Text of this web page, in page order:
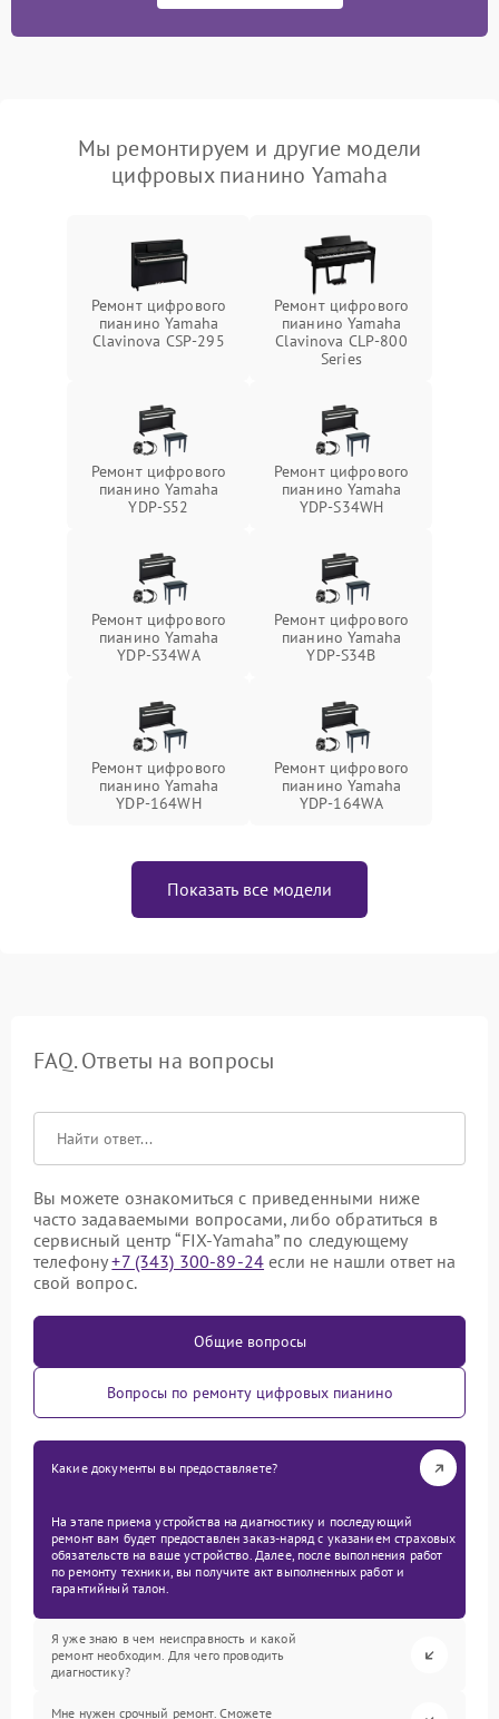
Мы ремонтируем и другие модели
цифровых пианино Yamaha
Ремонт цифрового
пианино Yamaha
Clavinova CSP-295
Ремонт цифрового
пианино Yamaha
Clavinova CLP-800
Series
Ремонт цифрового
пианино Yamaha
YDP-S52
Ремонт цифрового
пианино Yamaha
YDP-S34WH
Ремонт цифрового
пианино Yamaha
YDP-S34WA
Ремонт цифрового
пианино Yamaha
YDP-S34B
Ремонт цифрового
пианино Yamaha
YDP-164WH
Ремонт цифрового
пианино Yamaha
YDP-164WA
Показать все модели
FAQ. Ответы на вопросы
Вы можете ознакомиться с приведенными ниже
часто задаваемыми вопросами, либо обратиться в
сервисный центр “FIX-Yamaha” по следующему
телефону+7 (343) 300-89-24 если не нашли ответ на
свой вопрос.
Общие вопросы
Вопросы по ремонту цифровых пианино
Какие документы вы предоставляете?
На этапе приема устройства на диагностику и последующий
ремонт вам будет предоставлен заказ-наряд с указанием страховых
обязательств на ваше устройство. Далее, после выполнения работ
по ремонту техники, вы получите акт выполненных работ и
гарантийный талон.
Я уже знаю в чем неисправность и какой
ремонт необходим. Для чего проводить
диагностику?
Мне нужен срочный ремонт. Сможете